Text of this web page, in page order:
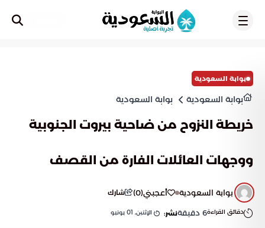
بوابة السعودية
بوابة السعودية بوابة السعودية
خريطة النزوح من ضاحية بيروت الجنوبية
ووجهات العائلات الفارة من القصف
بوابة السعودية أعجبني(
0
) شارك
دقائق القراءة6 دقيقةنشر: الإثنين, 01 يونيو